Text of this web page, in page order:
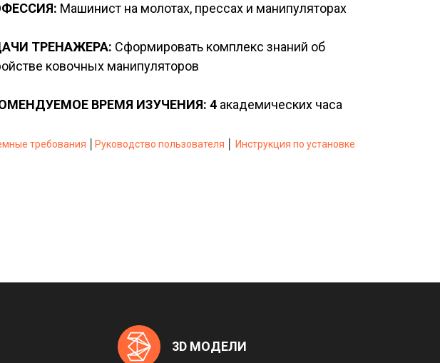
Машинист на молотах, прессах и манипуляторах
ТРЕНАЖЕРА: Сформировать комплекс знаний об
ковочных манипуляторов
ВРЕМЯ ИЗУЧЕНИЯ: 4 академических часа
требования Руководство пользователя Инструкция по установке
3D МОДЕЛИ